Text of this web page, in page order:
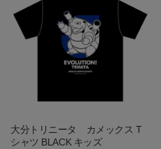
大分トリニータ カメックス T
シャツ BLACK キッズ